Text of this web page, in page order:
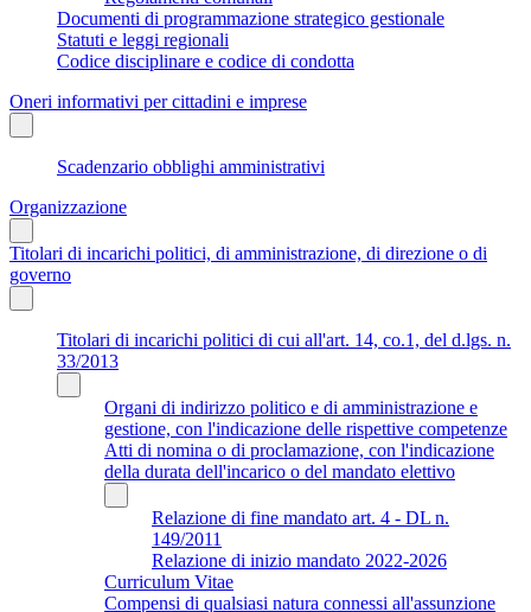
Documenti di programmazione strategico gestionale
Statuti e leggi regionali
Codice disciplinare e codice di condotta
Oneri informativi per cittadini e imprese
Scadenzario obblighi amministrativi
Organizzazione
Titolari di incarichi politici, di amministrazione, di direzione o di
governo
Titolari di incarichi politici di cui all'art. 14, co.1, del d.lgs. n.
33/2013
Organi di indirizzo politico e di amministrazione e
gestione, con l'indicazione delle rispettive competenze
Atti di nomina o di proclamazione, con l'indicazione
della durata dell'incarico o del mandato elettivo
Relazione di fine mandato art. 4 - DL n.
149/2011
Relazione di inizio mandato 2022-2026
Curriculum Vitae
Compensi di qualsiasi natura connessi all'assunzione